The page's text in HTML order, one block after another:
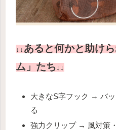
↓↓あると何かと助け
ム」たち↓↓
大きなS字フック → バ
る
強力クリップ → 風対策